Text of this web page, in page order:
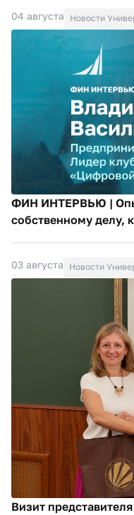
04 августа Новости
ФИН ИНТЕРВЬЮ |
собственному делу,
03 августа Новости
Визит